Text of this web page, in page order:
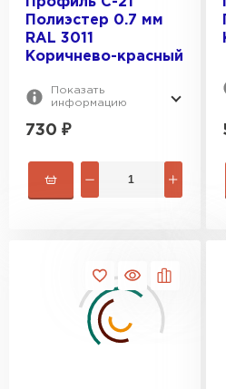
Полиэстер 0.7 мм
RAL 3011
Коричнево-красный
Показать
информацию
730 ₽
Фальцевая
ПЕРЕЙТИ